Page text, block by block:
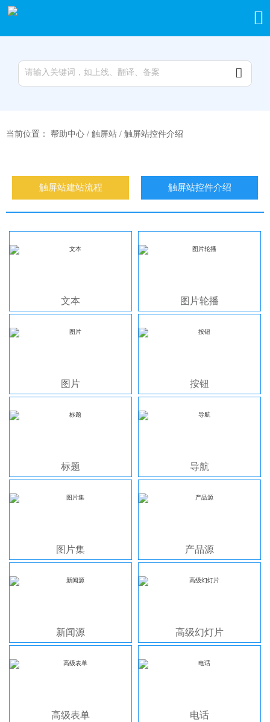


当前位置： 帮助中心 / 触屏站 / 触屏站控件介绍
触屏站建站流程 触屏站控件介绍
文本 图片轮播
图片 按钮
标题 导航
图片集 产品源
新闻源 高级幻灯片
高级表单 电话